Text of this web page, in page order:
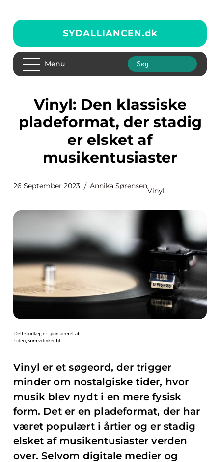
SYDALLIANCEN.dk
Menu
Vinyl: Den klassiske
pladeformat, der stadig
er elsket af
musikentusiaster
26 September 2023 Annika Sørensen
Vinyl
Vinyl er et søgeord, der trigger
minder om nostalgiske tider, hvor
musik blev nydt i en mere fysisk
form. Det er en pladeformat, der har
været populært i årtier og er stadig
elsket af musikentusiaster verden
over. Selvom digitale medier og